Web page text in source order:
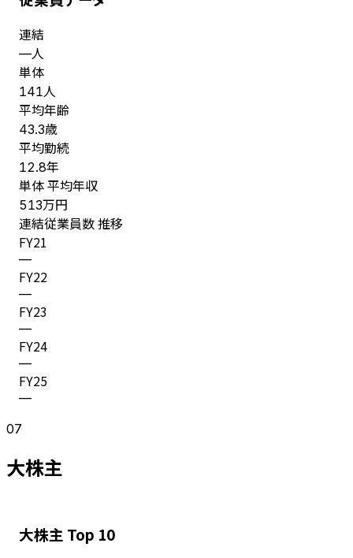
連結
—人
単体
141人
平均年齢
43.3歳
平均勤続
12.8年
単体 平均年収
513万円
連結従業員数 推移
FY21
—
FY22
—
FY23
—
FY24
—
FY25
—
07
大株主
大株主 Top 10